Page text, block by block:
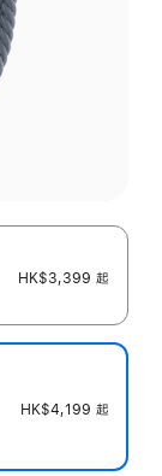
HK$3,399 起
HK$4,199 起